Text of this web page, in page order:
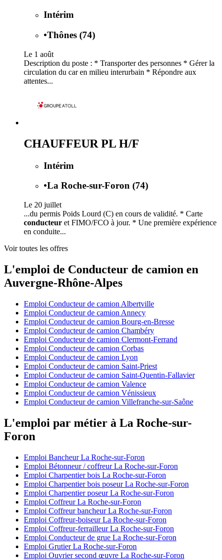
Intérim
•Thônes (74)
Le 1 août
Description du poste : * Transporter des personnes * Gérer la
circulation du car en milieu interurbain * Répondre aux
attentes...
CHAUFFEUR PL H/F
Intérim
•La Roche-sur-Foron (74)
Le 20 juillet
...du permis Poids Lourd (C) en cours de validité. * Carte
conducteur et FIMO/FCO à jour. * Une première expérience
en conduite...
Voir toutes les offres
L'emploi de Conducteur de camion en
Auvergne-Rhône-Alpes
Emploi Conducteur de camion Albertville
Emploi Conducteur de camion Annecy
Emploi Conducteur de camion Bourg-en-Bresse
Emploi Conducteur de camion Chambéry
Emploi Conducteur de camion Clermont-Ferrand
Emploi Conducteur de camion Corbas
Emploi Conducteur de camion Lyon
Emploi Conducteur de camion Saint-Priest
Emploi Conducteur de camion Saint-Quentin-Fallavier
Emploi Conducteur de camion Valence
Emploi Conducteur de camion Vénissieux
Emploi Conducteur de camion Villefranche-sur-Saône
L'emploi par métier à La Roche-sur-
Foron
Emploi Bancheur La Roche-sur-Foron
Emploi Bétonneur / coffreur La Roche-sur-Foron
Emploi Charpentier bois La Roche-sur-Foron
Emploi Charpentier bois poseur La Roche-sur-Foron
Emploi Charpentier poseur La Roche-sur-Foron
Emploi Coffreur La Roche-sur-Foron
Emploi Coffreur bancheur La Roche-sur-Foron
Emploi Coffreur-boiseur La Roche-sur-Foron
Emploi Coffreur-ferrailleur La Roche-sur-Foron
Emploi Conducteur de grue La Roche-sur-Foron
Emploi Grutier La Roche-sur-Foron
Emploi Ouvrier second œuvre La Roche-sur-Foron